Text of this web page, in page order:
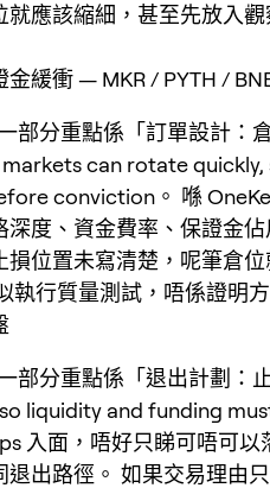
就應該縮細，甚至先放入
緩衝 — MKR / PYTH /
部分重點係「訂單設計：
can rotate
conviction。 喺
度、資金費率、保證金
位置未寫清楚，呢筆倉
執行質量測試，唔係證明
部分重點係「退出計劃：
liquidity and funding
入面，唔好只睇可唔可以
出路徑。 如果交易理由